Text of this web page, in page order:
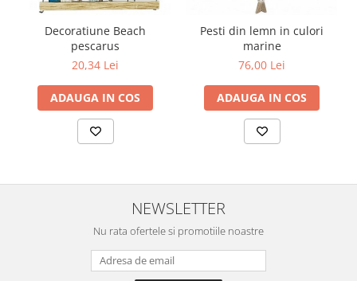
Decoratiune Beach
pescarus
20,34 Lei
ADAUGA IN COS
Pesti din lemn in culori
marine
76,00 Lei
ADAUGA IN COS
NEWSLETTER
Nu rata ofertele si promotiile noastre